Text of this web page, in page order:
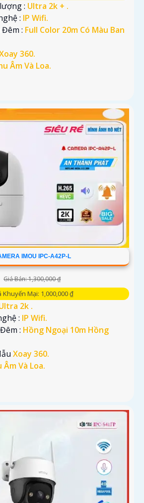
: Ultra 2k + .
: IP Wifi.
Đêm : Full Color 20m Có Màu Ban
360.
Âm Và Loa.
IMOU IPC-A42P-L
Giá Bán: 1,300,000 ₫
Khuyến Mại: 1,000,000 ₫
2k .
: IP Wifi.
: Hồng Ngoại 10m Hồng
Xoay 360.
Âm Và Loa.